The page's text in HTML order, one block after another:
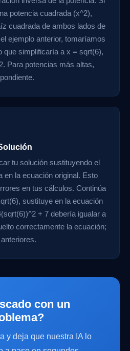
potencia cuadrada (x^2),
cuadrada de ambos lados de
ejemplo anterior, tomaríamos
que simplificaría a x = sqrt(6),
Para potencias más altas,
tu solución sustituyendo el
en la ecuación original. Esto
en tus cálculos. Continúa
sustituye en la ecuación
+ 7 debería igualar a
correctamente la ecuación;
con un
y deja que nuestra IA lo